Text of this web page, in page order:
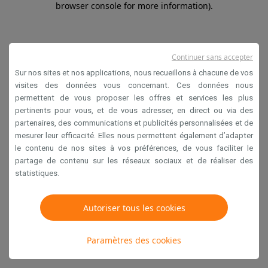
browser console for more information).
Sur nos sites et nos applications, nous recueillons à chacune de vos
visites des données vous concernant. Ces données nous
permettent de vous proposer les offres et services les plus
pertinents pour vous, et de vous adresser, en direct ou via des
partenaires, des communications et publicités personnalisées et de
mesurer leur efficacité. Elles nous permettent également d’adapter
le contenu de nos sites à vos préférences, de vous faciliter le
partage de contenu sur les réseaux sociaux et de réaliser des
statistiques.
Autoriser tous les cookies
Paramètres des cookies
Continuer sans accepter